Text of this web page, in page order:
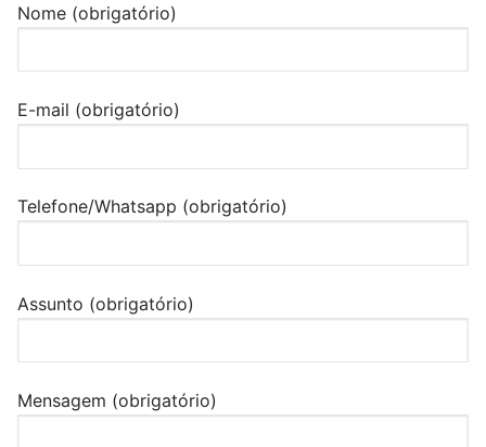
Nome (obrigatório)
E-mail (obrigatório)
Telefone/Whatsapp (obrigatório)
Assunto (obrigatório)
Mensagem (obrigatório)